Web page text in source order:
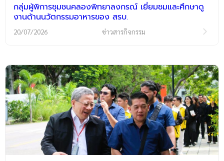
กลุ่มผู้พิการชุมชนคลองพิทยาลงกรณ์ เยี่ยมชมและศึกษาดู
งานด้านนวัตกรรมอาหารของ สรบ.
20/07/2026 ข่าวสารกิจกรรม